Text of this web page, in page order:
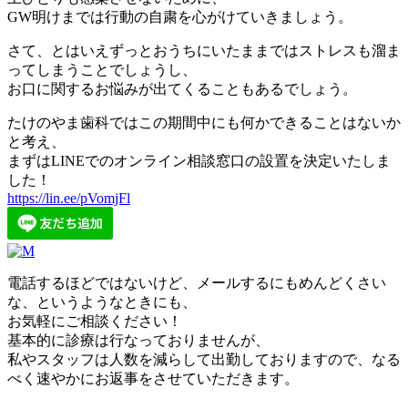
GW明けまでは行動の自粛を心がけていきましょう。
さて、とはいえずっとおうちにいたままではストレスも溜ま
ってしまうことでしょうし、
お口に関するお悩みが出てくることもあるでしょう。
たけのやま歯科ではこの期間中にも何かできることはないか
と考え、
まずはLINEでのオンライン相談窓口の設置を決定いたしま
した！
https://lin.ee/pVomjFl
電話するほどではないけど、メールするにもめんどくさい
な、というようなときにも、
お気軽にご相談ください！
基本的に診療は行なっておりませんが、
私やスタッフは人数を減らして出勤しておりますので、なる
べく速やかにお返事をさせていただきます。